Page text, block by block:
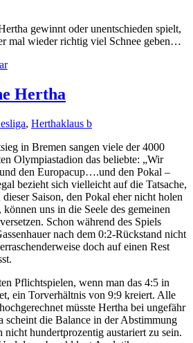
gewinnt oder unentschieden spielt,
mal wieder richtig viel Schnee geben…
Hertha
, Herthaklaus b
in Bremen sangen viele der 4000
Olympiastadion das beliebte: „Wir
den Europacup….und den Pokal –
bezieht sich vielleicht auf die Tatsache,
Saison, den Pokal eher nicht holen
uns in die Seele des gemeinen
Schon während des Spiels
nach dem 0:2-Rückstand nicht
doch auf einen Rest
Pflichtspielen, wenn man das 4:5 in
ein Torverhältnis von 9:9 kreiert. Alle
müsste Hertha bei ungefähr
scheint die Balance in der Abstimmung
nicht hundertprozentig austariert zu sein.